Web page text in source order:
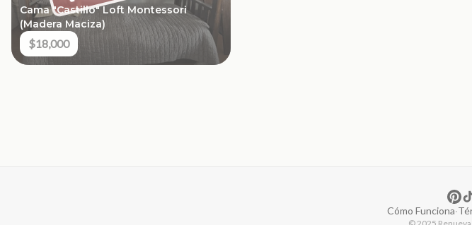
Cama "Castillo" Loft Montessori
(Madera Maciza)
$18,000
Cómo Funciona·